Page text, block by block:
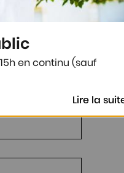
en continu (sauf
Lire la